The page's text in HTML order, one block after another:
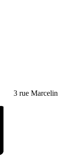
3 rue Marcelin